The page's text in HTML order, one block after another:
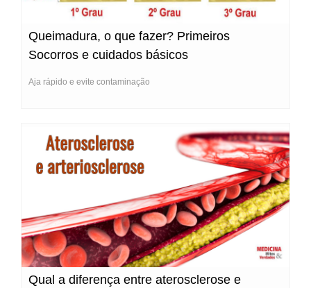
Queimadura, o que fazer? Primeiros
Socorros e cuidados básicos
Aja rápido e evite contaminação
Qual a diferença entre aterosclerose e